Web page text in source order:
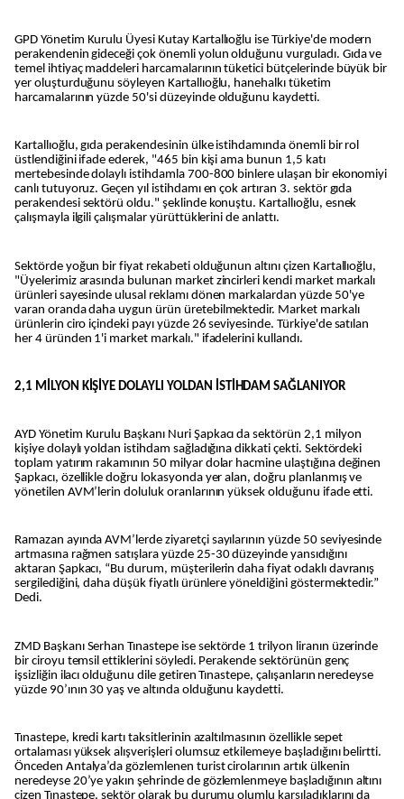
GPD Yönetim Kurulu Üyesi Kutay Kartallıoğlu ise Türkiye'de modern
perakendenin gideceği çok önemli yolun olduğunu vurguladı. Gıda ve
temel ihtiyaç maddeleri harcamalarının tüketici bütçelerinde büyük bir
yer oluşturduğunu söyleyen Kartallıoğlu, hanehalkı tüketim
harcamalarının yüzde 50'si düzeyinde olduğunu kaydetti.
Kartallıoğlu, gıda perakendesinin ülke istihdamında önemli bir rol
üstlendiğini ifade ederek, "465 bin kişi ama bunun 1,5 katı
mertebesinde dolaylı istihdamla 700-800 binlere ulaşan bir ekonomiyi
canlı tutuyoruz. Geçen yıl istihdamı en çok artıran 3. sektör gıda
perakendesi sektörü oldu." şeklinde konuştu. Kartallıoğlu, esnek
çalışmayla ilgili çalışmalar yürüttüklerini de anlattı.
Sektörde yoğun bir fiyat rekabeti olduğunun altını çizen Kartallıoğlu,
"Üyelerimiz arasında bulunan market zincirleri kendi market markalı
ürünleri sayesinde ulusal reklamı dönen markalardan yüzde 50'ye
varan oranda daha uygun ürün üretebilmektedir. Market markalı
ürünlerin ciro içindeki payı yüzde 26 seviyesinde. Türkiye'de satılan
her 4 üründen 1'i market markalı." ifadelerini kullandı.
2,1 MİLYON KİŞİYE DOLAYLI YOLDAN İSTİHDAM SAĞLANIYOR
AYD Yönetim Kurulu Başkanı Nuri Şapkacı da sektörün 2,1 milyon
kişiye dolaylı yoldan istihdam sağladığına dikkati çekti. Sektördeki
toplam yatırım rakamının 50 milyar dolar hacmine ulaştığına değinen
Şapkacı, özellikle doğru lokasyonda yer alan, doğru planlanmış ve
yönetilen AVM’lerin doluluk oranlarının yüksek olduğunu ifade etti.
Ramazan ayında AVM’lerde ziyaretçi sayılarının yüzde 50 seviyesinde
artmasına rağmen satışlara yüzde 25-30 düzeyinde yansıdığını
aktaran Şapkacı, “Bu durum, müşterilerin daha fiyat odaklı davranış
sergilediğini, daha düşük fiyatlı ürünlere yöneldiğini göstermektedir.”
Dedi.
ZMD Başkanı Serhan Tınastepe ise sektörde 1 trilyon liranın üzerinde
bir ciroyu temsil ettiklerini söyledi. Perakende sektörünün genç
işsizliğin ilacı olduğunu dile getiren Tınastepe, çalışanların neredeyse
yüzde 90’ının 30 yaş ve altında olduğunu kaydetti.
Tınastepe, kredi kartı taksitlerinin azaltılmasının özellikle sepet
ortalaması yüksek alışverişleri olumsuz etkilemeye başladığını belirtti.
Önceden Antalya’da gözlemlenen turist cirolarının artık ülkenin
neredeyse 20’ye yakın şehrinde de gözlemlenmeye başladığının altını
çizen Tınastepe, sektör olarak bu durumu olumlu karşıladıklarını da